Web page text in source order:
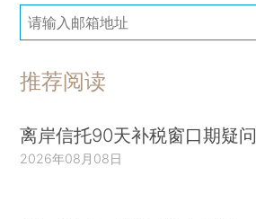
推荐阅读
离岸信托90天补税窗口期疑问
2026年08月08日